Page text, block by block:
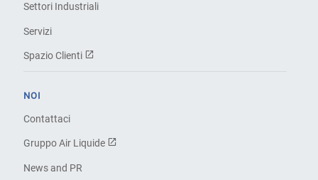
Settori Industriali
Servizi
Spazio Clienti
NOI
Contattaci
Gruppo Air Liquide
News and PR